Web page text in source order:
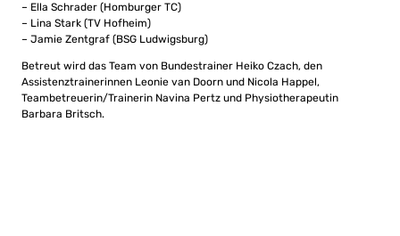
– Ella Schrader (Homburger TC)
– Lina Stark (TV Hofheim)
– Jamie Zentgraf (BSG Ludwigsburg)
Betreut wird das Team von Bundestrainer Heiko Czach, den
Assistenztrainerinnen Leonie van Doorn und Nicola Happel,
Teambetreuerin/Trainerin Navina Pertz und Physiotherapeutin
Barbara Britsch.